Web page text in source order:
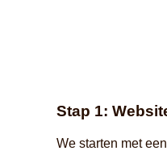
Stap 1:
We starten met